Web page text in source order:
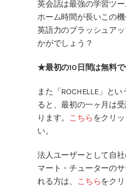
英会話は最強の学習ツ
ホーム時間が長いこの
英語力のブラッシュア
かがでしょう？
★最初の10日間は無料で
また「ROCHELLE」と
ると、最初の一ヶ月は
ります。 こちら をクリ
い。
法人ユーザーとして自
マート・チューターの
れる方は、
こちらをク